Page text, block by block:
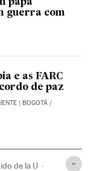
papa
guerra com
e as FARC
de paz
| BOGOTÁ /
de la U